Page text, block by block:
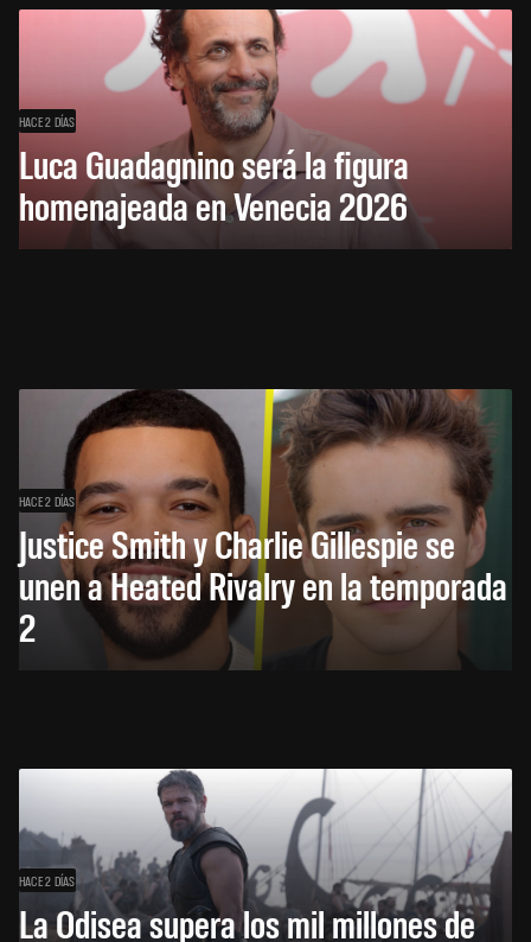
HACE 2 DÍAS
Luca Guadagnino será la figura
homenajeada en Venecia 2026
HACE 2 DÍAS
Justice Smith y Charlie Gillespie se
unen a Heated Rivalry en la temporada
2
HACE 2 DÍAS
La Odisea supera los mil millones de